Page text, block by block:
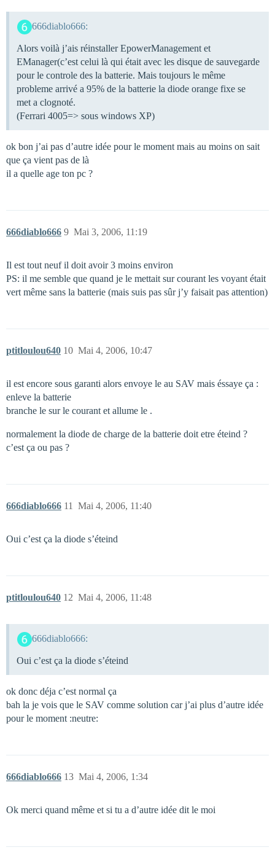
666diablo666:
Alors voilà j’ais réinstaller EpowerManagement et
EManager(c’est celui là qui était avec les disque de sauvegarde
pour le controle des la batterie. Mais toujours le même
probleme arrivé a 95% de la batterie la diode orange fixe se
met a clognoté.
(Ferrari 4005=> sous windows XP)
ok bon j’ai pas d’autre idée pour le moment mais au moins on sait
que ça vient pas de là
il a quelle age ton pc ?
666diablo666 Mai 3, 2006, 11:19
9
Il est tout neuf il doit avoir 3 moins environ
PS: il me semble que quand je le mettait sur courant les voyant était
vert même sans la batterie (mais suis pas sûr j’y faisait pas attention)
ptitloulou640 Mai 4, 2006, 10:47
10
il est encore sous garanti alors envoye le au SAV mais éssaye ça :
enleve la batterie
branche le sur le courant et allume le .
normalement la diode de charge de la batterie doit etre éteind ?
c’est ça ou pas ?
666diablo666 Mai 4, 2006, 11:40
11
Oui c’est ça la diode s’éteind
ptitloulou640 Mai 4, 2006, 11:48
12
666diablo666:
Oui c’est ça la diode s’éteind
ok donc déja c’est normal ça
bah la je vois que le SAV comme solution car j’ai plus d’autre idée
pour le moment :neutre:
666diablo666 Mai 4, 2006, 1:34
13
Ok merci quand même et si tu a d’autre idée dit le moi